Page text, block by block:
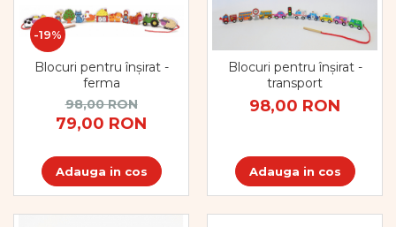
-19%
Blocuri pentru înșirat -
ferma
98,00 RON
79,00 RON
Adauga in cos
Blocuri pentru înșirat -
transport
98,00 RON
Adauga in cos